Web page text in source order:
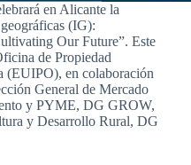
en Alicante la
(IG):
Our Future”. Este
de Propiedad
(EUIPO), en colaboración
General de Mercado
y PYME, DG GROW,
y Desarrollo Rural, DG